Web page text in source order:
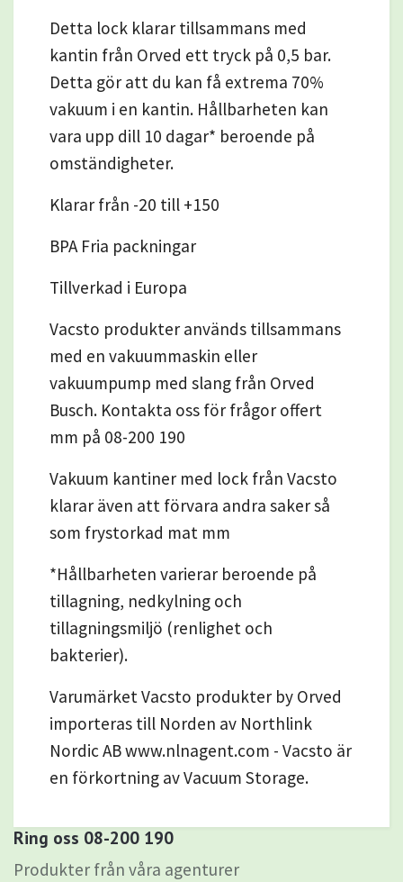
Ring oss 08-200 190
Produkter från våra agenturer
Detta lock klarar tillsammans med
kantin från Orved ett tryck på 0,5 bar.
Detta gör att du kan få extrema 70%
vakuum i en kantin. Hållbarheten kan
vara upp dill 10 dagar* beroende på
omständigheter.
Klarar från -20 till +150
BPA Fria packningar
Tillverkad i Europa
Vacsto produkter används tillsammans
med en vakuummaskin eller
vakuumpump med slang från Orved
Busch. Kontakta oss för frågor offert
mm på 08-200 190
Vakuum kantiner med lock från Vacsto
klarar även att förvara andra saker så
som frystorkad mat mm
*Hållbarheten varierar beroende på
tillagning, nedkylning och
tillagningsmiljö (renlighet och
bakterier).
Varumärket Vacsto produkter by Orved
importeras till Norden av Northlink
Nordic AB www.nlnagent.com - Vacsto är
en förkortning av Vacuum Storage.